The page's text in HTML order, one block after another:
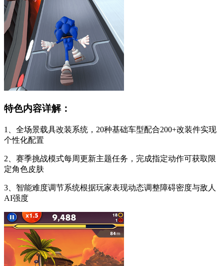
特色内容详解：
1、全场景载具改装系统，20种基础车型配合200+改装件实现
个性化配置
2、赛季挑战模式每周更新主题任务，完成指定动作可获取限
定角色皮肤
3、智能难度调节系统根据玩家表现动态调整障碍密度与敌人
AI强度